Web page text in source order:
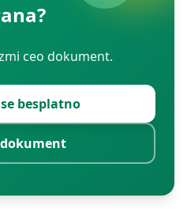
ceo dokument.
besplatno